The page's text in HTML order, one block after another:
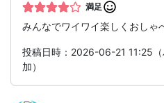
満足
みんなでワイワイ楽しくおしゃ
投稿日時：2026-06-21 11:25
加）